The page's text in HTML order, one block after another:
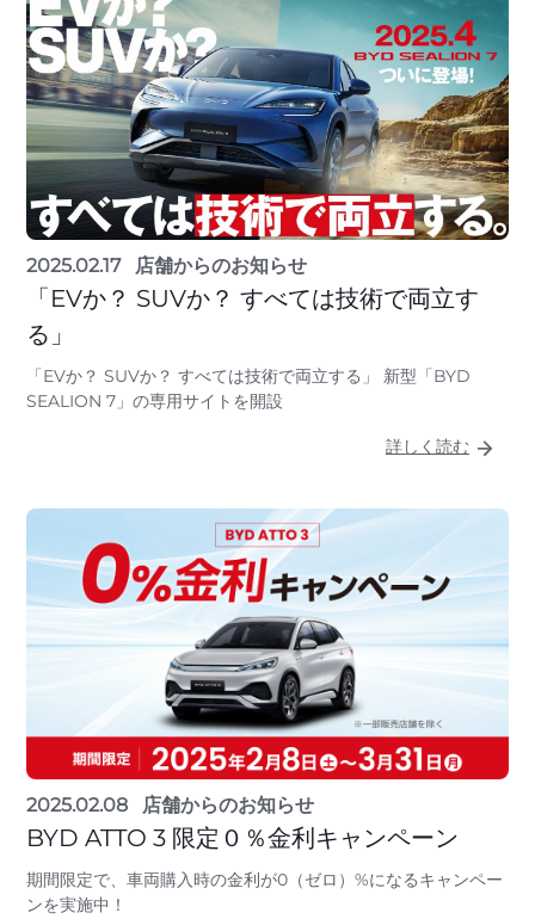
2025.02.17 店舗からのお知らせ
「EVか？ SUVか？ すべては技術で両立す
る」
「EVか？ SUVか？ すべては技術で両立する」 新型「BYD
SEALION 7」の専用サイトを開設
詳しく読む
2025.02.08 店舗からのお知らせ
BYD ATTO 3 限定０％金利キャンペーン
期間限定で、車両購入時の金利が0（ゼロ）%になるキャンペー
ンを実施中！